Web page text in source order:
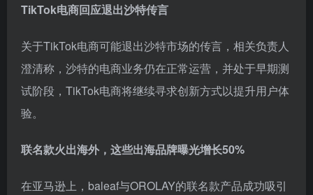
TikTok电商回应退出沙特传言
关于TikTok电商可能退出沙特市场的传言，相关负责人
澄清称，沙特的电商业务仍在正常运营，并处于早期测
试阶段，TikTok电商将继续寻求创新方式以提升用户体
验。
联名款火出海外，这些出海品牌曝光增长50%
在亚马逊上，baleaf与OROLAY的联名款产品成功吸引